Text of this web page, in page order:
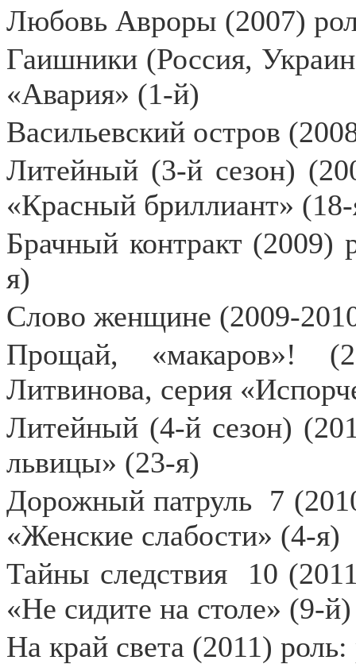
Любовь Авроры (2007)
Гаишники (Россия,
«Авария» (1-й)
Васильевский остров
Литейный (3-й сезон)
«Красный бриллиант»
Брачный контракт (2009)
я)
Слово женщине (2009-
Прощай, «макаров»!
Литвинова, серия
Литейный (4-й сезон)
львицы» (23-я)
Дорожный патруль 7
«Женские слабости» (4-я)
Тайны следствия
10
«Не сидите на столе» (9-й)
На край света (2011) роль: